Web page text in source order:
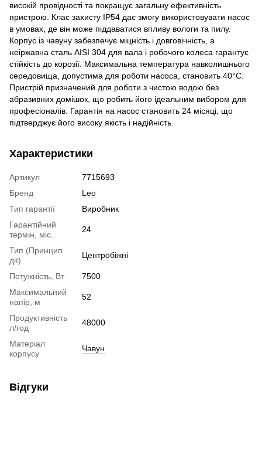
високій провідності та покращує загальну ефективність
пристрою. Клас захисту IP54 дає змогу використовувати насос
в умовах, де він може піддаватися впливу вологи та пилу.
Корпус із чавуну забезпечує міцність і довговічність, а
неіржавна сталь AISI 304 для вала і робочого колеса гарантує
стійкість до корозії. Максимальна температура навколишнього
середовища, допустима для роботи насоса, становить 40°C.
Пристрій призначений для роботи з чистою водою без
абразивних домішок, що робить його ідеальним вибором для
професіоналів. Гарантія на насос становить 24 місяці, що
підтверджує його високу якість і надійність.
Характеристики
Артикул
7715693
Бренд
Leo
Тип гарантії
Виробник
Гарантійний
термін, міс.
24
Тип (Принцип
дії)
Центробіжні
Потужність, Вт
7500
Максимальний
напір, м
52
Продуктивність
л/год
48000
Матеріал
корпусу
Чавун
Відгуки